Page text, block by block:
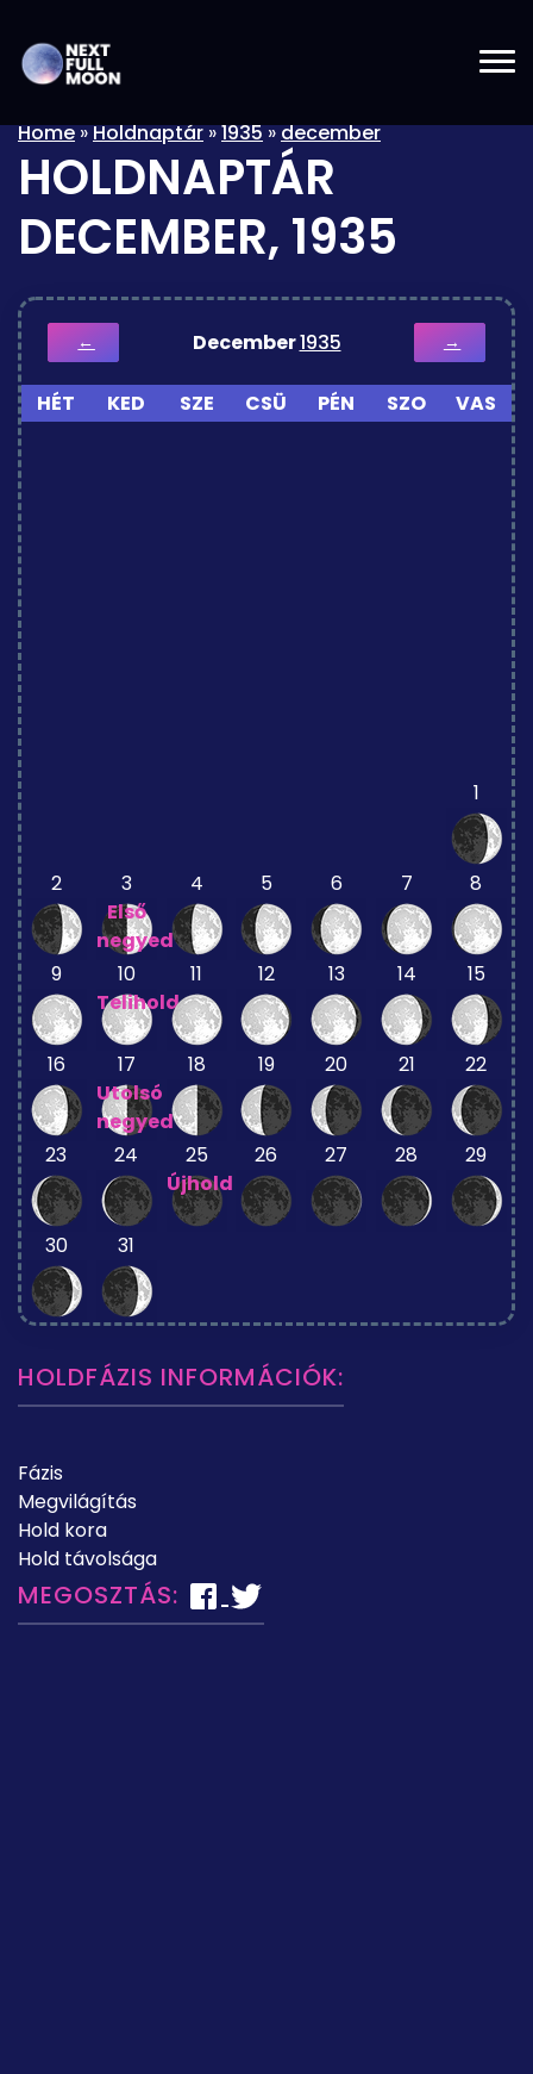
Home»Holdnaptár»1935»december
HOLDNAPTÁR
DECEMBER, 1935
← December1935 →
HÉT KED SZE CSÜ PÉN SZO VAS
1
2
3
Első
negyed
4 5 6 7 8
9
10
Telihold
11 12 13 14 15
16
17
Utolsó
negyed
18 19 20 21 22
23 24
25
Újhold
26 27 28 29
30 31
HOLDFÁZIS INFORMÁCIÓK:
Fázis
Megvilágítás
Hold kora
Hold távolsága
MEGOSZTÁS: